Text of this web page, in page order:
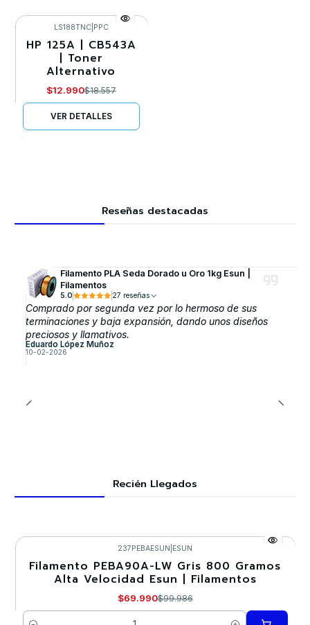
-30%
Agotado
LS188TNC| PPC
HP 125A | CB543A
| Toner
Alternativo
$12.990$18.557
VER DETALLES
Reseñas destacadas
Filamento PLA Seda Dorado u Oro 1kg Esun |
Filamentos
5.0 27 reseñas
Comprado por segunda vez por lo hermoso de sus
terminaciones y baja expansión, dando unos diseños
preciosos y llamativos.
Eduardo López Muñoz
10-02-2026
Recién Llegados
-30%
237PEBAESUN ESUN
Filamento PEBA90A-LW Gris 800 Gramos
Alta Velocidad Esun | Filamentos
$69.990$99.986